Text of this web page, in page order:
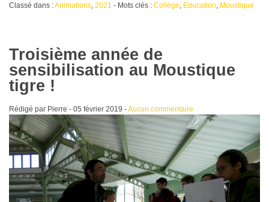
Classé dans :Animations, 2021 - Mots clés : Collège Education Moustique
Troisième année de
sensibilisation au Moustique
tigre !
Rédigé par Pierre - 05 février 2019 -Aucun commentaire